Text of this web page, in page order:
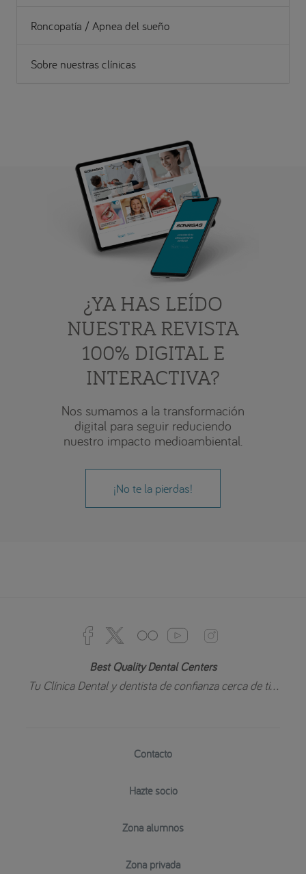
Roncopatía / Apnea del sueño
Sobre nuestras clínicas
¿YA HAS LEÍDO
NUESTRA REVISTA
100% DIGITAL E
INTERACTIVA?
Nos sumamos a la transformación
digital para seguir reduciendo
nuestro impacto medioambiental.
¡No te la pierdas!
Best Quality Dental Centers
Tu Clínica Dental y dentista de confianza cerca de ti...
Contacto
Hazte socio
Zona alumnos
Zona privada